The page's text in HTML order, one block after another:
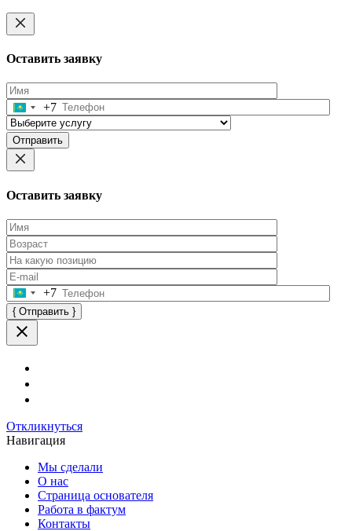
Оставить заявку
+7
Оставьте
это
поле
Оставить заявку
+7
Оставьте
это
поле
Откликнуться
Навигация
Мы сделали
О нас
Страница основателя
Работа в фактум
Контакты